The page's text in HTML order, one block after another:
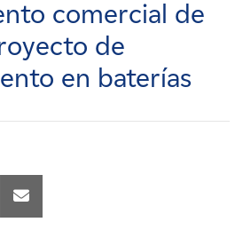
comercial de
de
en baterías